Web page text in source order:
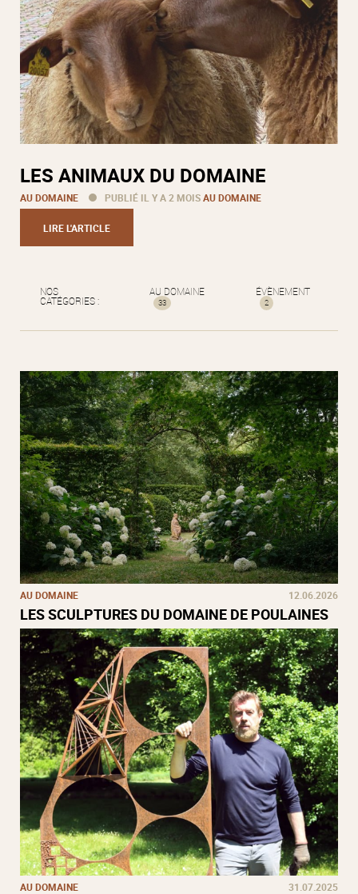
LES ANIMAUX DU DOMAINE
AU DOMAINE PUBLIÉ IL Y A 2 MOISAU DOMAINE
LIRE L'ARTICLE
NOS
CATÉGORIES :
AU DOMAINE
33
ÉVÈNEMENT
2
AU DOMAINE 12.06.2026
LES SCULPTURES DU DOMAINE DE POULAINES
AU DOMAINE 31.07.2025